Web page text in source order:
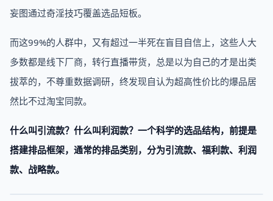
妄图通过奇淫技巧覆盖选品短板。
而这99%的人群中，又有超过一半死在盲目自信上，这些人大
多数都是线下厂商，转行直播带货，总是以为自己的才是出类
拔萃的，不尊重数据调研，终发现自认为超高性价比的爆品居
然比不过淘宝同款。
什么叫引流款？什么叫利润款？一个科学的选品结构，前提是
搭建排品框架，通常的排品类别，分为引流款、福利款、利润
款、战略款。